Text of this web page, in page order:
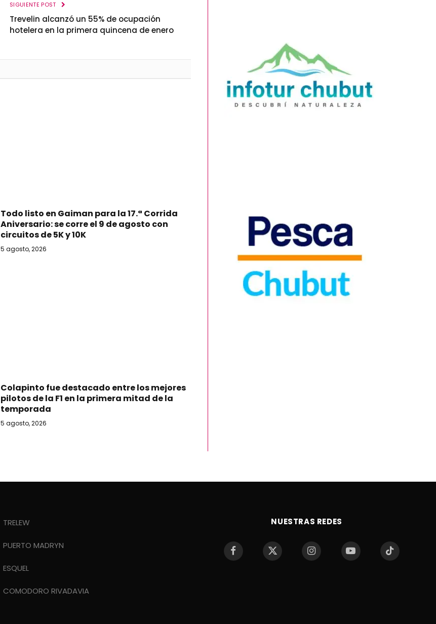
SIGUIENTE POST
Trevelin alcanzó un 55% de ocupación
hotelera en la primera quincena de enero
Todo listo en Gaiman para la 17.ª Corrida
Aniversario: se corre el 9 de agosto con
circuitos de 5K y 10K
5 agosto, 2026
Colapinto fue destacado entre los mejores
pilotos de la F1 en la primera mitad de la
temporada
5 agosto, 2026
TRELEW
PUERTO MADRYN
ESQUEL
COMODORO RIVADAVIA
NUESTRAS REDES
Facebook X
InstagramYouTube TikTok